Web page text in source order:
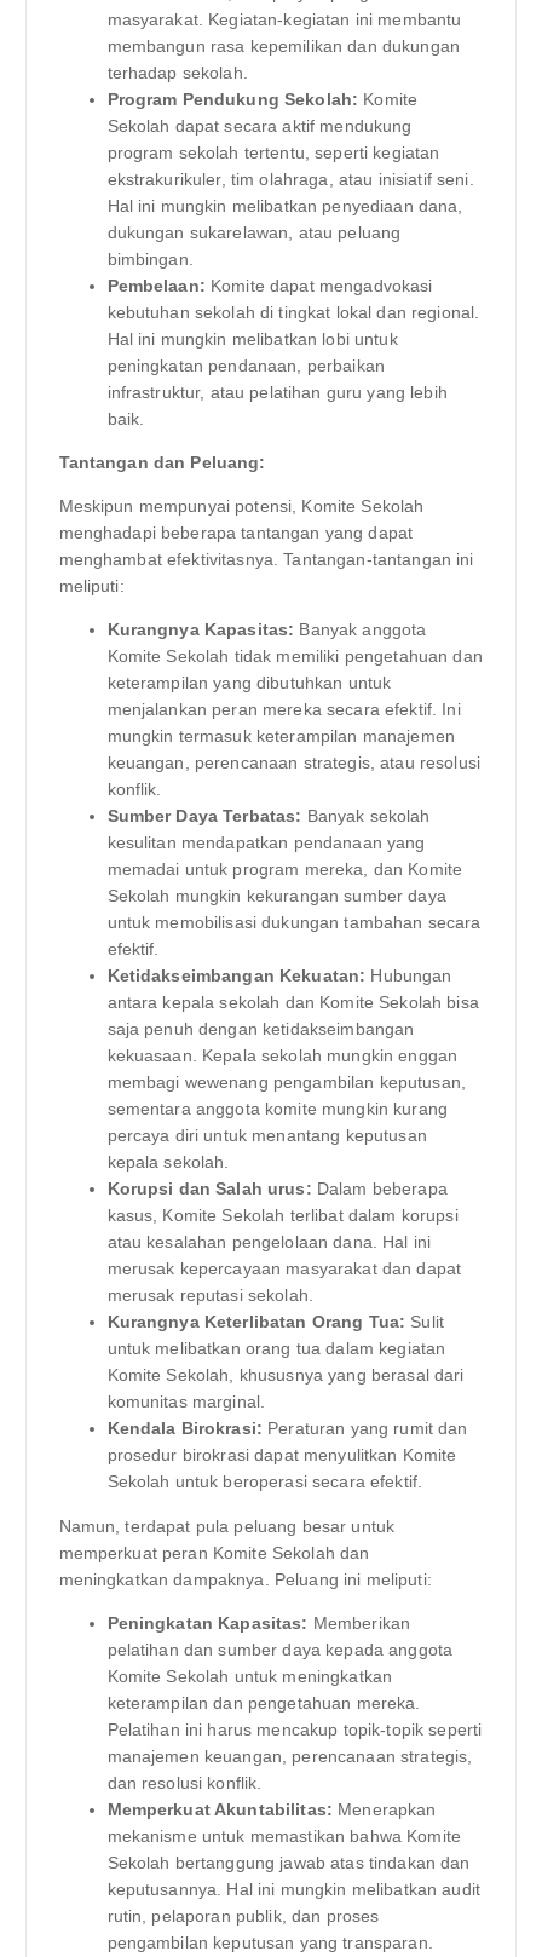
masyarakat. Kegiatan-kegiatan ini membantu
membangun rasa kepemilikan dan dukungan
terhadap sekolah.
Program Pendukung Sekolah: Komite
Sekolah dapat secara aktif mendukung
program sekolah tertentu, seperti kegiatan
ekstrakurikuler, tim olahraga, atau inisiatif seni.
Hal ini mungkin melibatkan penyediaan dana,
dukungan sukarelawan, atau peluang
bimbingan.
Pembelaan: Komite dapat mengadvokasi
kebutuhan sekolah di tingkat lokal dan regional.
Hal ini mungkin melibatkan lobi untuk
peningkatan pendanaan, perbaikan
infrastruktur, atau pelatihan guru yang lebih
baik.
Tantangan dan Peluang:
Meskipun mempunyai potensi, Komite Sekolah
menghadapi beberapa tantangan yang dapat
menghambat efektivitasnya. Tantangan-tantangan ini
meliputi:
Kurangnya Kapasitas: Banyak anggota
Komite Sekolah tidak memiliki pengetahuan dan
keterampilan yang dibutuhkan untuk
menjalankan peran mereka secara efektif. Ini
mungkin termasuk keterampilan manajemen
keuangan, perencanaan strategis, atau resolusi
konflik.
Sumber Daya Terbatas: Banyak sekolah
kesulitan mendapatkan pendanaan yang
memadai untuk program mereka, dan Komite
Sekolah mungkin kekurangan sumber daya
untuk memobilisasi dukungan tambahan secara
efektif.
Ketidakseimbangan Kekuatan: Hubungan
antara kepala sekolah dan Komite Sekolah bisa
saja penuh dengan ketidakseimbangan
kekuasaan. Kepala sekolah mungkin enggan
membagi wewenang pengambilan keputusan,
sementara anggota komite mungkin kurang
percaya diri untuk menantang keputusan
kepala sekolah.
Korupsi dan Salah urus: Dalam beberapa
kasus, Komite Sekolah terlibat dalam korupsi
atau kesalahan pengelolaan dana. Hal ini
merusak kepercayaan masyarakat dan dapat
merusak reputasi sekolah.
Kurangnya Keterlibatan Orang Tua: Sulit
untuk melibatkan orang tua dalam kegiatan
Komite Sekolah, khususnya yang berasal dari
komunitas marginal.
Kendala Birokrasi: Peraturan yang rumit dan
prosedur birokrasi dapat menyulitkan Komite
Sekolah untuk beroperasi secara efektif.
Namun, terdapat pula peluang besar untuk
memperkuat peran Komite Sekolah dan
meningkatkan dampaknya. Peluang ini meliputi:
Peningkatan Kapasitas: Memberikan
pelatihan dan sumber daya kepada anggota
Komite Sekolah untuk meningkatkan
keterampilan dan pengetahuan mereka.
Pelatihan ini harus mencakup topik-topik seperti
manajemen keuangan, perencanaan strategis,
dan resolusi konflik.
Memperkuat Akuntabilitas: Menerapkan
mekanisme untuk memastikan bahwa Komite
Sekolah bertanggung jawab atas tindakan dan
keputusannya. Hal ini mungkin melibatkan audit
rutin, pelaporan publik, dan proses
pengambilan keputusan yang transparan.